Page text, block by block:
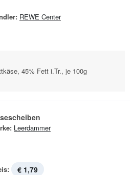
REWE Center
45% Fett i.Tr., je 100g
Leerdammer
€ 1,79